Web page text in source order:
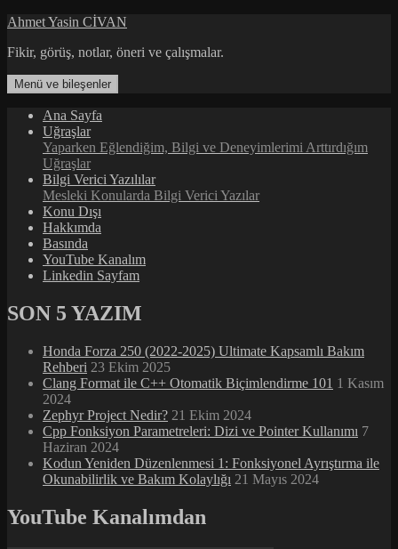
İçeriğe
Ahmet Yasin CİVAN
Fikir, görüş, notlar, öneri ve çalışmalar.
Menü ve bileşenler
Ana Sayfa
Uğraşlar
Yaparken Eğlendiğim, Bilgi ve Deneyimlerimi Arttırdığım
Uğraşlar
Bilgi Verici Yazılılar
Mesleki Konularda Bilgi Verici Yazılar
Konu Dışı
Hakkımda
Basında
YouTube Kanalım
Linkedin Sayfam
SON 5 YAZIM
Honda Forza 250 (2022-2025) Ultimate Kapsamlı Bakım
Rehberi 23 Ekim 2025
Clang Format ile C++ Otomatik Biçimlendirme 101 1 Kasım
2024
Zephyr Project Nedir? 21 Ekim 2024
Cpp Fonksiyon Parametreleri: Dizi ve Pointer Kullanımı 7
Haziran 2024
Kodun Yeniden Düzenlenmesi 1: Fonksiyonel Ayrıştırma ile
Okunabilirlik ve Bakım Kolaylığı 21 Mayıs 2024
YouTube Kanalımdan